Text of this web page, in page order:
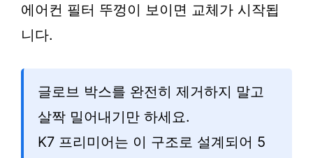
에어컨 필터 뚜껑이 보이면 교체가 시작됩
니다.
글로브 박스를 완전히 제거하지 말고
살짝 밀어내기만 하세요.
K7 프리미어는 이 구조로 설계되어 5